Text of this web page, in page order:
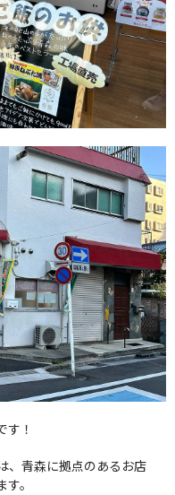
す！
、青森に拠点のあるお店
。